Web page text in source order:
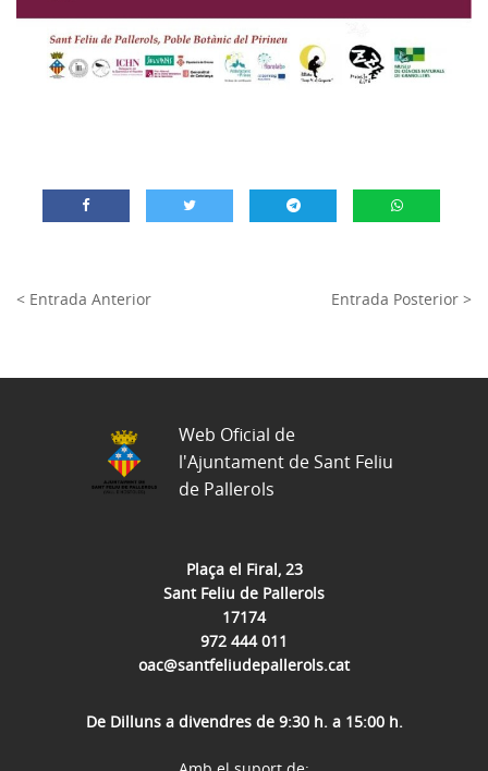
< Entrada Anterior Entrada Posterior >
Plaça el Firal, 23
Sant Feliu de Pallerols
17174
972 444 011
oac@santfeliudepallerols.cat
De Dilluns a divendres de 9:30 h. a 15:00 h.
Web Oficial de
l'Ajuntament de Sant Feliu
de Pallerols